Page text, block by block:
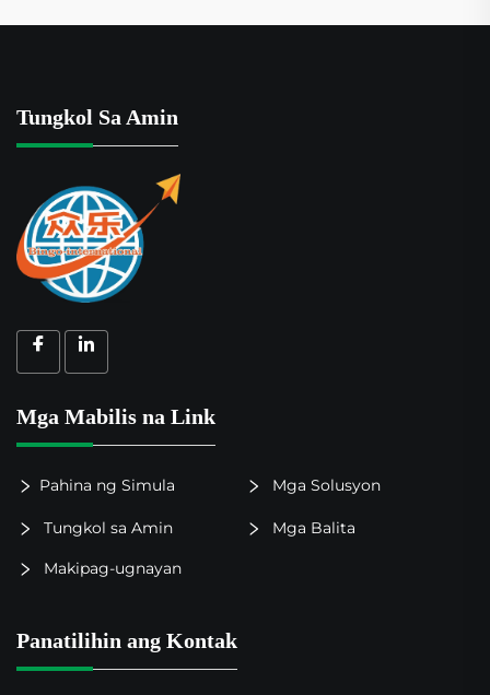
Tungkol Sa Amin
Mga Mabilis na Link
Pahina ng Simula Mga Solusyon
Tungkol sa Amin Mga Balita
Makipag-ugnayan
Panatilihin ang Kontak